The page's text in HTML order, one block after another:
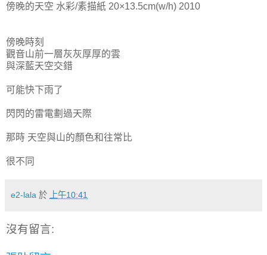
傍晚的天空 水彩/素描紙 20×13.5cm(w/h) 2010
傍晚時刻
觀音山前一層灰灰厚厚的雲
與深藍天空交錯
可能快下雨了
閃閃的雷電劃過天際
那時 天空與山的顏色和往常比
很不同
e2-lala 於 上午10:41
沒有留言: